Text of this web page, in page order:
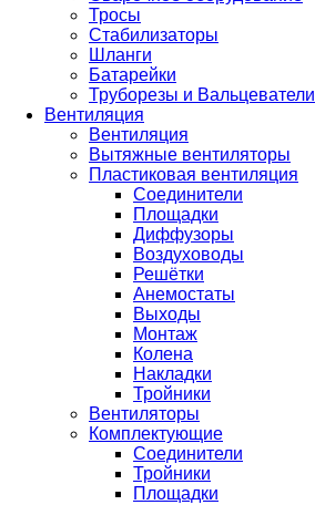
Тросы
Стабилизаторы
Шланги
Батарейки
Труборезы и Вальцеватели
Вентиляция
Вентиляция
Вытяжные вентиляторы
Пластиковая вентиляция
Соединители
Площадки
Диффузоры
Воздуховоды
Решётки
Анемостаты
Выходы
Монтаж
Колена
Накладки
Тройники
Вентиляторы
Комплектующие
Соединители
Тройники
Площадки